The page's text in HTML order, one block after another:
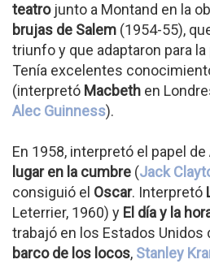
teatrojunto a Montand en la
brujas de Salem (1954-55),
triunfo y que adaptaron para la
Tenía excelentes
(interpretó Macbeth en
Alec Guinness).
En 1958, interpretó el papel
lugar en la cumbre (Jack
consiguió el Oscar. Interpretó
Leterrier, 1960) y El día y la
trabajó en los Estados Unidos
barco de los locos, Stanley